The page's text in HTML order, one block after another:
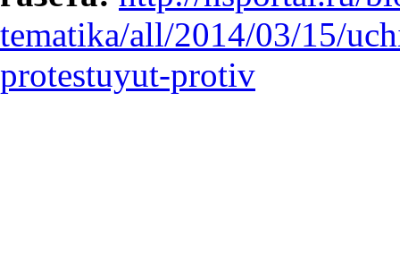
tematika/all/2014/03/15/
protestuyut-protiv